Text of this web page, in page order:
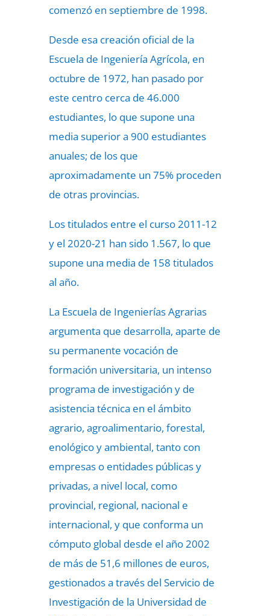
comenzó en septiembre de 1998.
Desde esa creación oficial de la
Escuela de Ingeniería Agrícola, en
octubre de 1972, han pasado por
este centro cerca de 46.000
estudiantes, lo que supone una
media superior a 900 estudiantes
anuales; de los que
aproximadamente un 75% proceden
de otras provincias.
Los titulados entre el curso 2011-12
y el 2020-21 han sido 1.567, lo que
supone una media de 158 titulados
al año.
La Escuela de Ingenierías Agrarias
argumenta que desarrolla, aparte de
su permanente vocación de
formación universitaria, un intenso
programa de investigación y de
asistencia técnica en el ámbito
agrario, agroalimentario, forestal,
enológico y ambiental, tanto con
empresas o entidades públicas y
privadas, a nivel local, como
provincial, regional, nacional e
internacional, y que conforma un
cómputo global desde el año 2002
de más de 51,6 millones de euros,
gestionados a través del Servicio de
Investigación de la Universidad de